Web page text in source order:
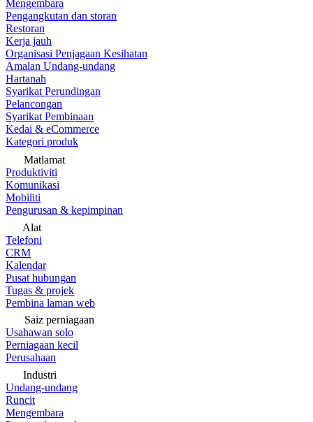
Mengembara
Pengangkutan dan storan
Restoran
Kerja jauh
Organisasi Penjagaan Kesihatan
Amalan Undang-undang
Hartanah
Syarikat Perundingan
Pelancongan
Syarikat Pembinaan
Kedai & eCommerce
Kategori produk
Matlamat
Produktiviti
Komunikasi
Mobiliti
Pengurusan & kepimpinan
Alat
Telefoni
CRM
Kalendar
Pusat hubungan
Tugas & projek
Pembina laman web
Saiz perniagaan
Usahawan solo
Perniagaan kecil
Perusahaan
Industri
Undang-undang
Runcit
Mengembara